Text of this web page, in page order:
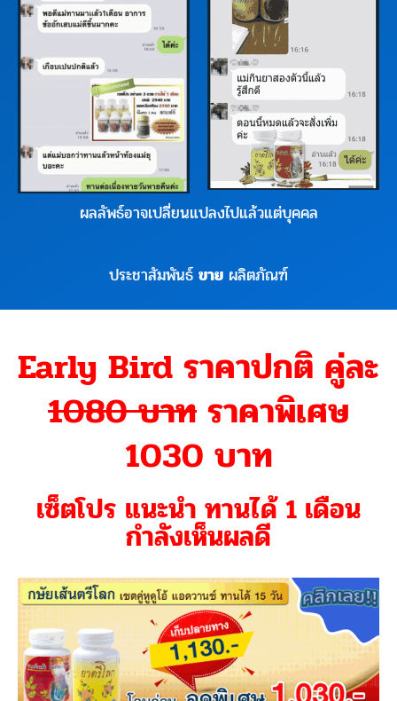
ผลลัพธ์อาจเปลี่ยนแปลงไปแล้วแต่บุคคล
ประชาสัมพันธ์ ขาย ผลิตภัณฑ์
Early Bird ราคาปกติ คู่ละ
1080 บาทราคาพิเศษ
1030 บาท
เซ็ตโปร แนะนำ ทานได้ 1 เดือน
กำลังเห็นผลดี